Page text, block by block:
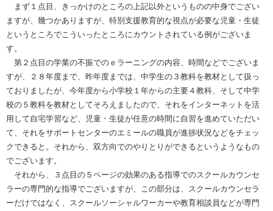
まず１点目、きっかけのところの上記以外というものの中身でござい
ますが、幾つかありますが、特別支援教育的な視点が必要な児童・生徒
というところでこういったところにカウントされている例がございま
す。
第２点目の学業の不振でのｅラーニングの内容、時間などでございま
すが、２８年度まで、昨年度までは、中学生の３教科を教材として扱っ
ておりましたが、今年度から小学校１年からの主要４教科、そして中学
校の５教科を教材としてそろえましたので、それをインターネットを活
用して自宅学習など、児童・生徒が任意の時間に自習を進めていただい
て、それをサポートセンターのエミールの職員が進捗状況などをチェッ
クできると。それから、双方向でのやりとりができるというようなもの
でございます。
それから、３点目の５ページの効果のある指導でのスクールカウンセ
ラーの専門的な指導でございますが、この部分は、スクールカウンセラ
ーだけではなく、スクールソーシャルワーカーや教育相談員などが専門